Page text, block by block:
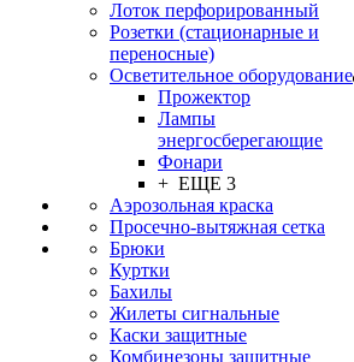
Лоток перфорированный
Розетки (стационарные и
переносные)
Осветительное оборудование
Прожектор
Лампы
энергосберегающие
Фонари
+ ЕЩЕ 3
Аэрозольная краска
Просечно-вытяжная сетка
Брюки
Куртки
Бахилы
Жилеты сигнальные
Каски защитные
Комбинезоны защитные